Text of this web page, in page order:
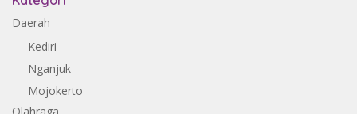
Daerah
Kediri
Nganjuk
Mojokerto